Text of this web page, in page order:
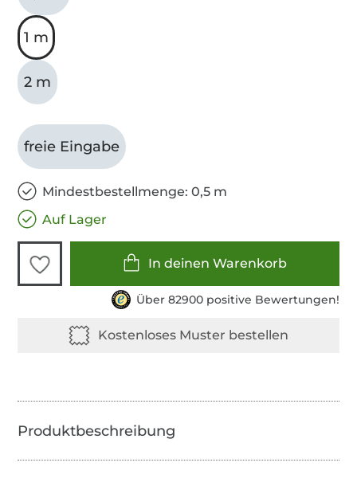
1 m
2 m
freie Eingabe
Mindestbestellmenge: 0,5 m
Auf Lager
In deinen Warenkorb
Über 82900 positive Bewertungen!